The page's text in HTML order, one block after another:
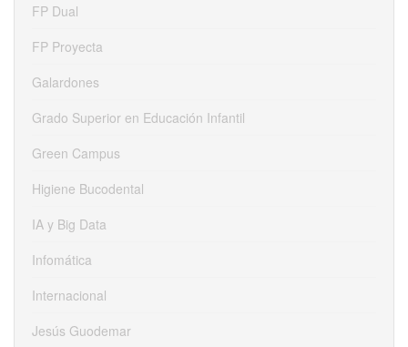
FP Dual
FP Proyecta
Galardones
Grado Superior en Educación Infantil
Green Campus
Higiene Bucodental
IA y Big Data
Infomática
Internacional
Jesús Guodemar